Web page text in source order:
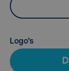
Logo's